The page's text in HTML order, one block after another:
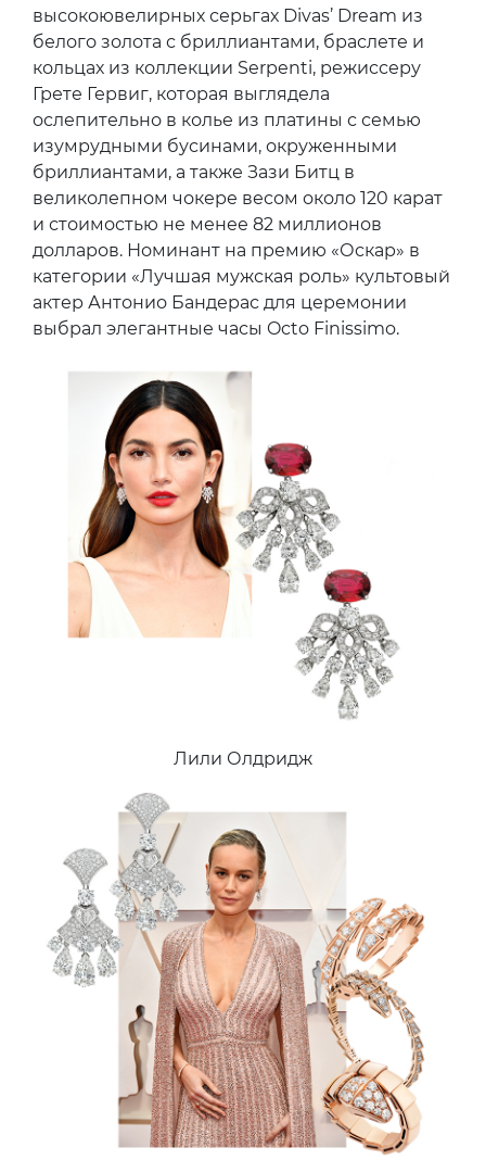
высокоювелирных серьгах Divas’ Dream из
белого золота с бриллиантами, браслете и
кольцах из коллекции Serpenti, режиссеру
Грете Гервиг, которая выглядела
ослепительно в колье из платины с семью
изумрудными бусинами, окруженными
бриллиантами, а также Зази Битц в
великолепном чокере весом около 120 карат
и стоимостью не менее 82 миллионов
долларов. Номинант на премию «Оскар» в
категории «Лучшая мужская роль» культовый
актер Антонио Бандерас для церемонии
выбрал элегантные часы Octo Finissimo.
Лили Олдридж